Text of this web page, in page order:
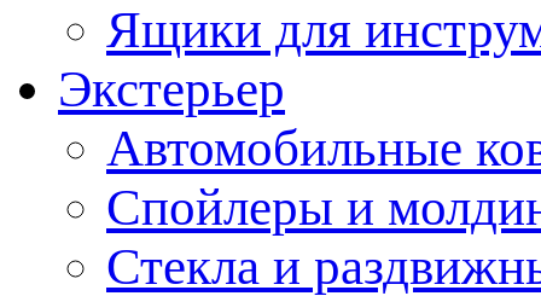
Ящики для
Экстерьер
Автомобильные
Спойлеры и
Стекла и